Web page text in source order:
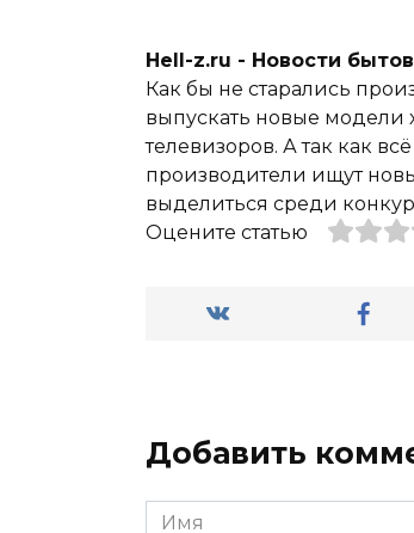
Hell-z.ru - Новости
Как бы не старались
выпускать новые модели
телевизоров. А так как
производители ищут
выделиться среди
Оцените статью
Добавить
Имя